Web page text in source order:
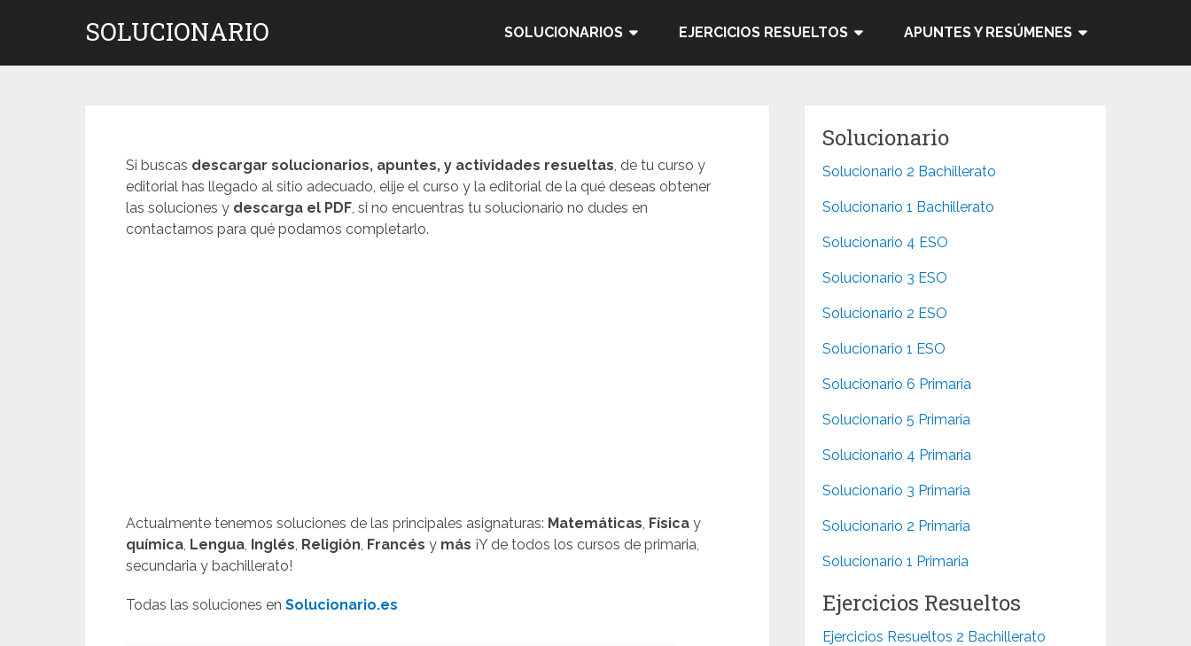
SOLUCIONARIO SOLUCIONARIOS EJERCICIOS RESUELTOS APUNTES Y RESÚMENES
Si buscas descargar solucionarios, apuntes, y actividades resueltas, de tu curso y
editorial has llegado al sitio adecuado, elije el curso y la editorial de la qué deseas obtener
las soluciones y descarga el PDF, si no encuentras tu solucionario no dudes en
contactarnos para qué podamos completarlo.
Actualmente tenemos soluciones de las principales asignaturas: Matemáticas, Física y
química, Lengua, Inglés, Religión, Francés y más ¡Y de todos los cursos de primaria,
secundaria y bachillerato!
Todas las soluciones en Solucionario.es
Solucionario
Solucionario 2 Bachillerato
Solucionario 1 Bachillerato
Solucionario 4 ESO
Solucionario 3 ESO
Solucionario 2 ESO
Solucionario 1 ESO
Solucionario 6 Primaria
Solucionario 5 Primaria
Solucionario 4 Primaria
Solucionario 3 Primaria
Solucionario 2 Primaria
Solucionario 1 Primaria
Ejercicios Resueltos
Ejercicios Resueltos 2 Bachillerato